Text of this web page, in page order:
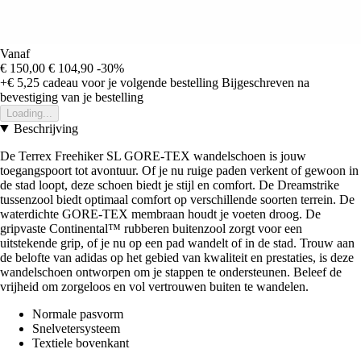
Vanaf
€ 150,00 € 104,90 -30%
+€ 5,25 cadeau voor je volgende bestelling Bijgeschreven na
bevestiging van je bestelling
Loading...
Beschrijving
De Terrex Freehiker SL GORE-TEX wandelschoen is jouw
toegangspoort tot avontuur. Of je nu ruige paden verkent of gewoon in
de stad loopt, deze schoen biedt je stijl en comfort. De Dreamstrike
tussenzool biedt optimaal comfort op verschillende soorten terrein. De
waterdichte GORE-TEX membraan houdt je voeten droog. De
gripvaste Continental™ rubberen buitenzool zorgt voor een
uitstekende grip, of je nu op een pad wandelt of in de stad. Trouw aan
de belofte van adidas op het gebied van kwaliteit en prestaties, is deze
wandelschoen ontworpen om je stappen te ondersteunen. Beleef de
vrijheid om zorgeloos en vol vertrouwen buiten te wandelen.
Normale pasvorm
Snelvetersysteem
Textiele bovenkant